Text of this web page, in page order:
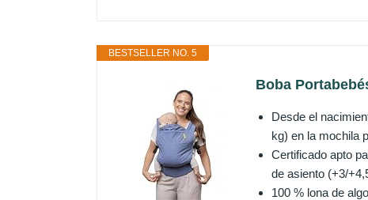
BESTSELLER NO. 5
Boba
Desde el
kg) en la mochila
Certificado apto
de asiento (+3/
100 % lona de